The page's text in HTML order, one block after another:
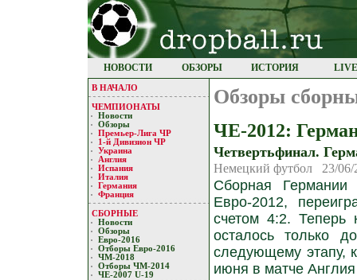
НОВОСТИ ОБЗОРЫ ИСТОРИЯ
В НАЧАЛО
ЧЕМПИОНАТЫ
Новости
Обзоры
Премьер-Лигa ЧР
1-й Дивизион ЧР
Украина
Англия
Испания
Италия
Германия
Франция
СБОРНЫЕ
Новости
Обзоры
Евро-2016
Отборы Евро-2016
ЧМ-2018
Отборы ЧМ-2014
ЧЕ-2007 U-19
Обзоры
ЧЕ-2012:
Четвертьфинал.
Немецкий футбол 23/06/
Сборная
Евро-2012,
счетом 4:2. Теперь
осталось только
следующему этапу,
июня в матче